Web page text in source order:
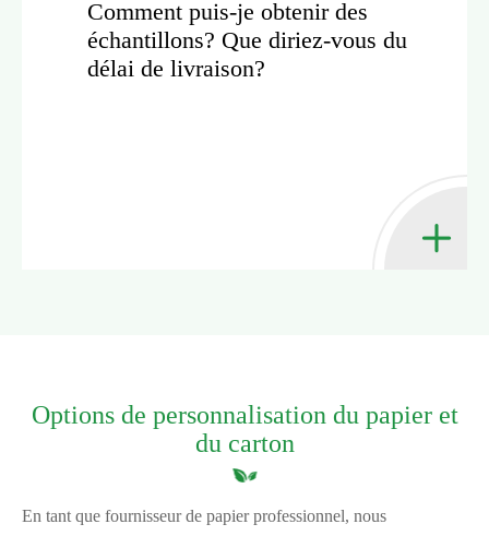
Comment puis-je obtenir des
échantillons? Que diriez-vous du
délai de livraison?
Options de personnalisation du papier et
du carton
En tant que fournisseur de papier professionnel, nous